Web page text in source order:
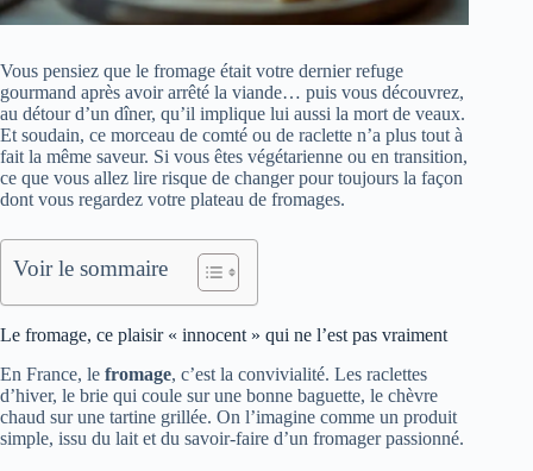
Vous pensiez que le fromage était votre dernier refuge
gourmand après avoir arrêté la viande… puis vous découvrez,
au détour d’un dîner, qu’il implique lui aussi la mort de veaux.
Et soudain, ce morceau de comté ou de raclette n’a plus tout à
fait la même saveur. Si vous êtes végétarienne ou en transition,
ce que vous allez lire risque de changer pour toujours la façon
dont vous regardez votre plateau de fromages.
Voir le sommaire
Le fromage, ce plaisir « innocent » qui ne l’est pas vraiment
En France, le fromage, c’est la convivialité. Les raclettes
d’hiver, le brie qui coule sur une bonne baguette, le chèvre
chaud sur une tartine grillée. On l’imagine comme un produit
simple, issu du lait et du savoir-faire d’un fromager passionné.